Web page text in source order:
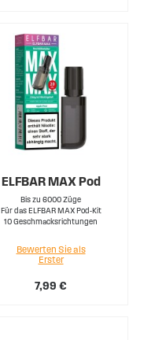
ELFBAR MAX Pod
Bis zu 6000 Züge
Für das ELFBAR MAX Pod-Kit
10 Geschmacksrichtungen
7,99 €
Bewerten Sie als
Erster